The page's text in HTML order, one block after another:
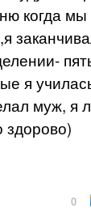
когда мы
я
муж, я
здорово)
0